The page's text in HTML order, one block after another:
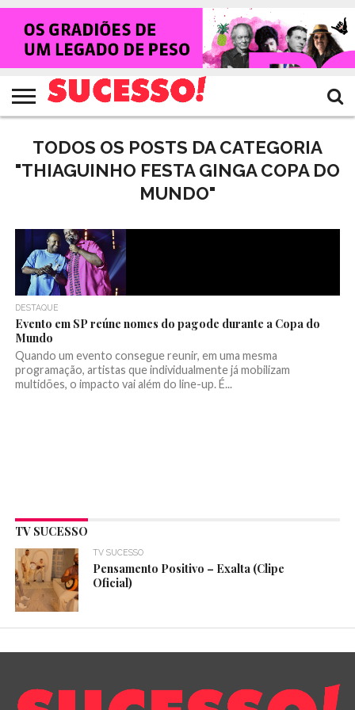
HOME
NOTÍCIAS
SHOWS
ENTREVISTAS
CLIQUES
RANKING
CROWLEY
TV
SUCESSO!
REVISTA
SUCESSO!
TODOS OS POSTS DA CATEGORIA
"THIAGUINHO FESTA GINGA COPA DO
MUNDO"
DESTAQUE
Evento em SP reúne nomes do pagode durante a Copa do
Mundo
Quando um evento consegue reunir, em uma mesma
programação, artistas que individualmente já mobilizam
multidões, o impacto vai além do line-up. É...
TV SUCESSO
TV SUCESSO
Pensamento Positivo – Exalta (Clipe
Oficial)